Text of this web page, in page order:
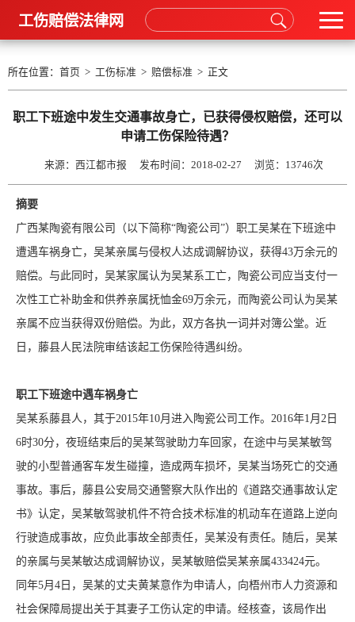
工伤赔偿法律网
所在位置： 首页 > 工伤标准 > 赔偿标准 > 正文
职工下班途中发生交通事故身亡，已获得侵权赔偿，还可以
申请工伤保险待遇？
来源：西江都市报 发布时间：2018-02-27 浏览： 13746次
摘要
广西某陶瓷有限公司（以下简称“陶瓷公司”）职工吴某在下班途中
遭遇车祸身亡，吴某亲属与侵权人达成调解协议，获得43万余元的
赔偿。与此同时，吴某家属认为吴某系工亡，陶瓷公司应当支付一
次性工亡补助金和供养亲属抚恤金69万余元，而陶瓷公司认为吴某
亲属不应当获得双份赔偿。为此，双方各执一词并对簿公堂。近
日，藤县人民法院审结该起工伤保险待遇纠纷。
职工下班途中遇车祸身亡
吴某系藤县人，其于2015年10月进入陶瓷公司工作。2016年1月2日
6时30分，夜班结束后的吴某驾驶助力车回家，在途中与吴某敏驾
驶的小型普通客车发生碰撞，造成两车损坏，吴某当场死亡的交通
事故。事后，藤县公安局交通警察大队作出的《道路交通事故认定
书》认定，吴某敏驾驶机件不符合技术标准的机动车在道路上逆向
行驶造成事故，应负此事故全部责任，吴某没有责任。随后，吴某
的亲属与吴某敏达成调解协议，吴某敏赔偿吴某亲属433424元。
同年5月4日，吴某的丈夫黄某意作为申请人，向梧州市人力资源和
社会保障局提出关于其妻子工伤认定的申请。经核查，该局作出